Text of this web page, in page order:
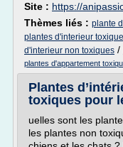
Site : https://
Thèmes liés : plante
plantes d'interieur
d'interieur non toxiques /
plantes d'appartement
Plantes
toxiques pour
uelles sont les
les plantes non